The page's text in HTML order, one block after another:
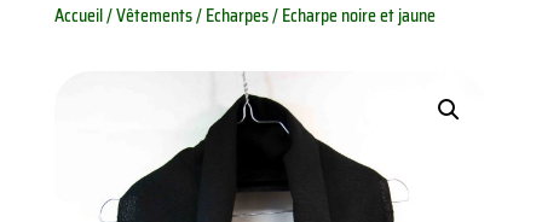
Accueil/Vêtements/Echarpes/ Echarpe noire et jaune